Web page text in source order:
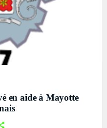
YOU MOVE
en aide à Mayotte